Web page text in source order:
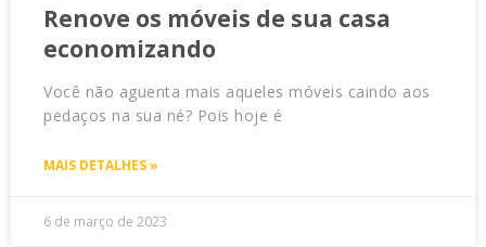
Renove os móveis de sua casa
economizando
Você não aguenta mais aqueles móveis caindo aos
pedaços na sua né? Pois hoje é
MAIS DETALHES »
6 de março de 2023